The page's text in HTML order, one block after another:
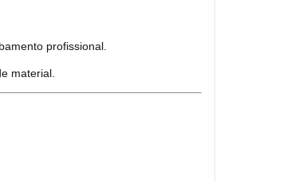
profissional.
material.